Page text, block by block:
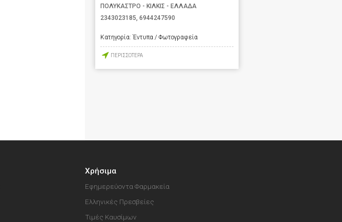
ΠΟΛΥΚΑΣΤΡΟ - ΚΙΛΚΙΣ - ΕΛΛΑΔΑ
2343023185, 6944247590
Κατηγορία: Έντυπα / Φωτογραφεία
ΠΕΡΙΣΣΟΤΕΡΑ
Χρήσιμα
Εφημερεύοντα Φαρμακεία
Ελληνικές Πρεσβείες
Τιμές Καυσίμων